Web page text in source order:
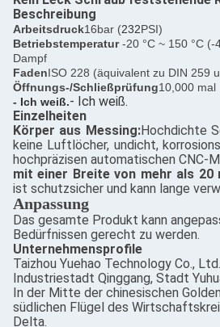
Beschreibung
Arbeitsdruck16bar (232PSI)
Betriebstemperatur -20 °C ~ 150 °C (-
Dampf
FadenISO 228 (äquivalent zu DIN 259
Öffnungs-/Schließprüfung10,000 mal
- Ich weiß.- Ich weiß.
Einzelheiten
Körper aus Messing:Hochdichte
keine Luftlöcher, undicht,
hochpräzisen automatischen CNC-
mit einer Breite von mehr als 20
ist schutzsicher und kann lange
Anpassung
Das gesamte Produkt kann
Bedürfnissen gerecht zu werden.
Unternehmensprofile
Taizhou Yuehao Technology Co.,
Industriestadt Qinggang, Stadt
In der Mitte der chinesischen
südlichen Flügel des
Delta.